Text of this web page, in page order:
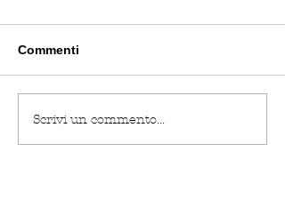
Commenti
Scrivi un commento...